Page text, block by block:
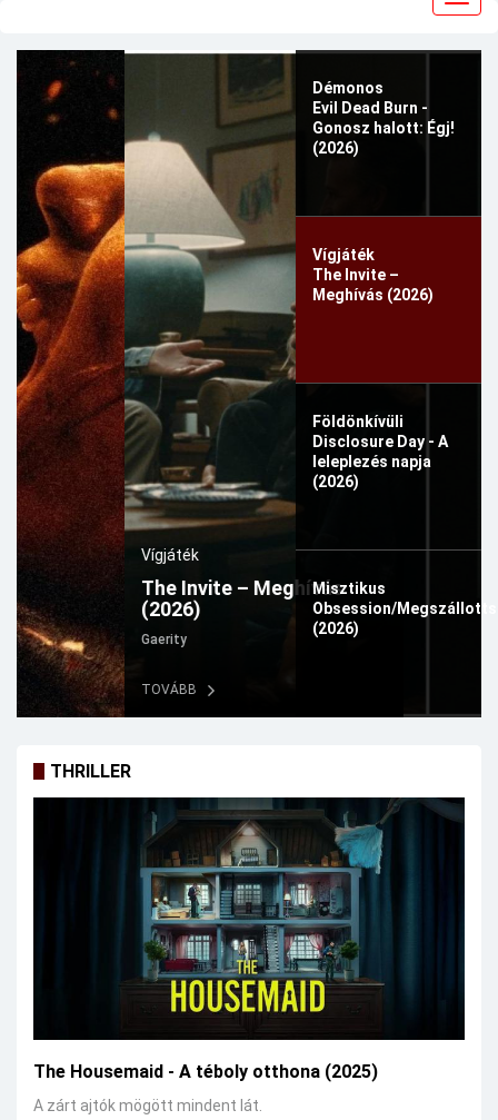
Démonos
Evil Dead Burn -
Gonosz halott: Égj!
(2026)
Vígjáték
The Invite –
Meghívás (2026)
Földönkívüli
Disclosure Day - A
leleplezés napja
(2026)
Misztikus
Obsession/
(2026)
Vígjáték
The Invite – Meghívás
(2026)
Gaerity
TOVÁBB
THRILLER
The Housemaid - A téboly otthona (2025)
A zárt ajtók mögött mindent lát.